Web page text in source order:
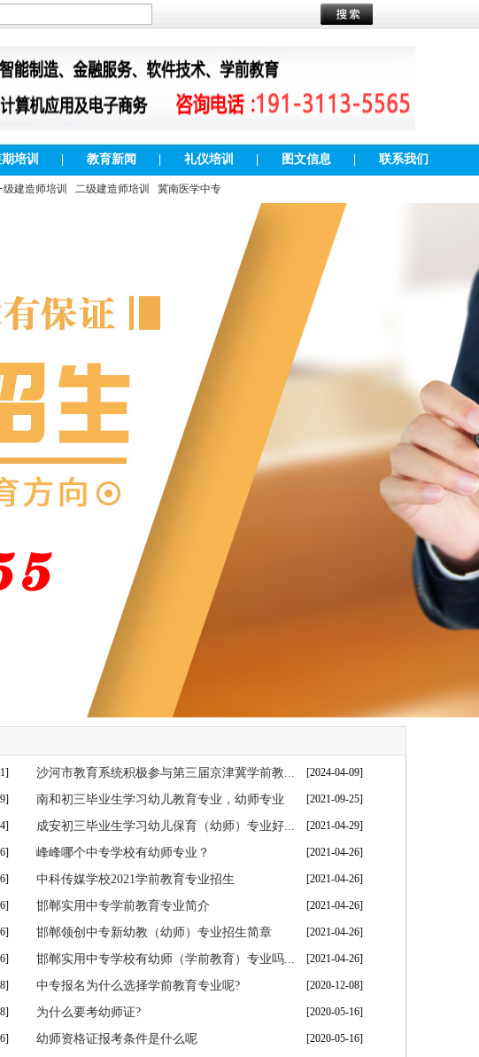
培训 教育新闻 礼仪培训 图文信息 联系我们
级建造师培训 二级建造师培训 冀南医学中专
沙河市教育系统积极参与第三届京津冀学前教... [2024-04-09]
南和初三毕业生学习幼儿教育专业，幼师专业 [2021-09-25]
成安初三毕业生学习幼儿保育（幼师）专业好... [2021-04-29]
峰峰哪个中专学校有幼师专业？ [2021-04-26]
中科传媒学校2021学前教育专业招生 [2021-04-26]
邯郸实用中专学前教育专业简介 [2021-04-26]
邯郸领创中专新幼教（幼师）专业招生简章 [2021-04-26]
邯郸实用中专学校有幼师（学前教育）专业吗... [2021-04-26]
中专报名为什么选择学前教育专业呢? [2020-12-08]
为什么要考幼师证? [2020-05-16]
幼师资格证报考条件是什么呢 [2020-05-16]